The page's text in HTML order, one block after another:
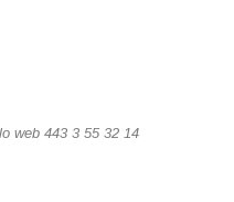
web 443 3 55 32 14